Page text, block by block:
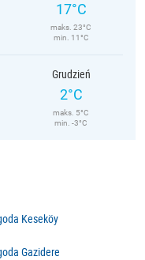
17°C
maks. 23°C
min. 11°C
Grudzień
2°C
maks. 5°C
min. -3°C
Keseköy
Gazidere